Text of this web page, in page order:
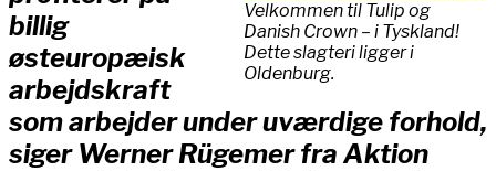
Velkommen til Tulip og
Danish Crown – i Tyskland!
Dette slagteri ligger i
Oldenburg.
billig
østeuropæisk
arbejdskraft
som arbejder under uværdige forhold,
siger Werner Rügemer fra Aktion